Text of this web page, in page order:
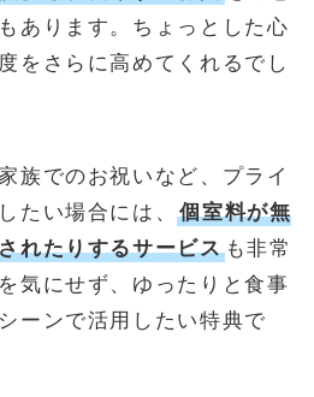
あります。ちょっとした心
をさらに高めてくれるでし
族でのお祝いなど、プライ
たい場合には、個室料が無
れたりするサービスも非常
気にせず、ゆったりと食事
ーンで活用したい特典で